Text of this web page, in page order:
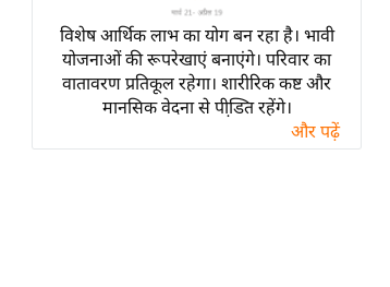
व्रत
त्योहार
राशिफल
विश्लेषण
विशेष आर्थिक लाभ का योग बन रहा है। भावी
योजनाओं की रूपरेखाएं बनाएंगे। परिवार का
वातावरण प्रतिकूल रहेगा। शारीरिक कष्ट और
मानसिक वेदना से पीडि़त रहेंगे।
और पढ़ें